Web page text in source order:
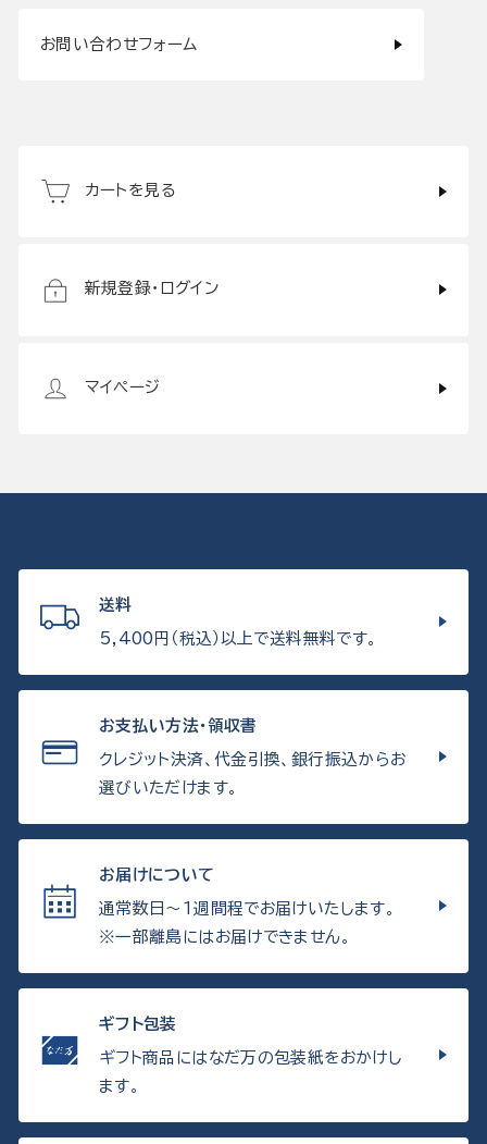
お問い合わせフォーム
カートを見る
新規登録・ログイン
マイページ
送料
5,400円（税込）以上で送料無料です。
お支払い方法・領収書
クレジット決済、代金引換、銀行振込からお
選びいただけます。
お届けについて
通常数日〜1週間程でお届けいたします。
※一部離島にはお届けできません。
ギフト包装
ギフト商品にはなだ万の包装紙をおかけし
ます。